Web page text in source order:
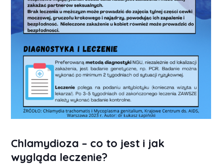
Chlamydioza – co to jest i jak
wygląda leczenie?